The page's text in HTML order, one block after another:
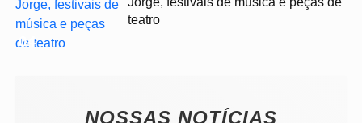
04
teatro
NOSSAS NOTÍCIAS